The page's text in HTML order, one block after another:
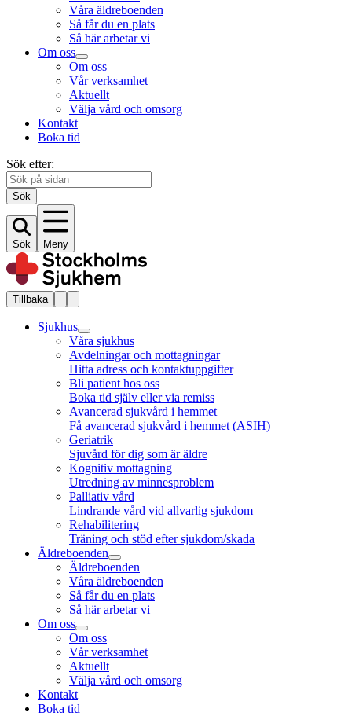
Våra äldreboenden
Så får du en plats
Så här arbetar vi
Om oss
Om oss
Vår verksamhet
Aktuellt
Välja vård och omsorg
Kontakt
Boka tid
Sök efter:
Sök
Sök Meny
Tillbaka
Sjukhus
Våra sjukhus
Avdelningar och mottagningar
Hitta adress och kontaktuppgifter
Bli patient hos oss
Boka tid själv eller via remiss
Avancerad sjukvård i hemmet
Få avancerad sjukvård i hemmet (ASIH)
Geriatrik
Sjuvård för dig som är äldre
Kognitiv mottagning
Utredning av minnesproblem
Palliativ vård
Lindrande vård vid allvarlig sjukdom
Rehabilitering
Träning och stöd efter sjukdom/skada
Äldreboenden
Äldreboenden
Våra äldreboenden
Så får du en plats
Så här arbetar vi
Om oss
Om oss
Vår verksamhet
Aktuellt
Välja vård och omsorg
Kontakt
Boka tid